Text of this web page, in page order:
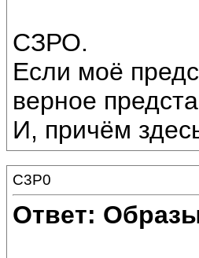
СЗРО.
Если моё
верное
И, причём
C3P0
Ответ: